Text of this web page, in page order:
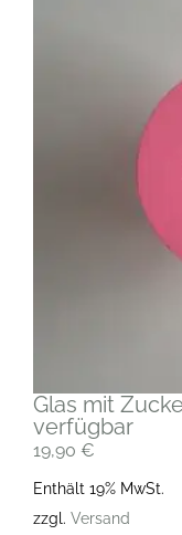
Glas mit
verfügbar
19,90 €
Enthält 19% MwSt.
zzgl. Versand